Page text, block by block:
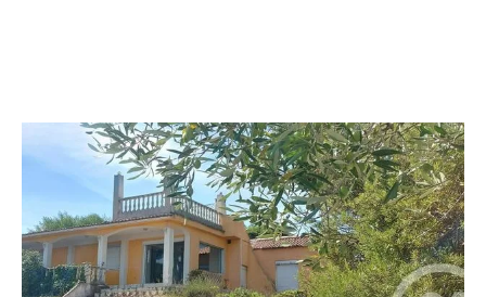
COGOLIN 83
155 m
, 4 pièces
Maison à vendre
795 000 €